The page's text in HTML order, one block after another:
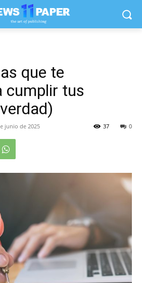
que te
cumplir tus
junio de 2025 0
37